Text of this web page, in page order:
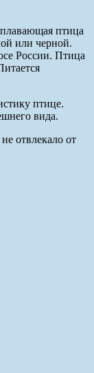
птица
или черной.
России. Птица
птице.
вида.
отвлекало от